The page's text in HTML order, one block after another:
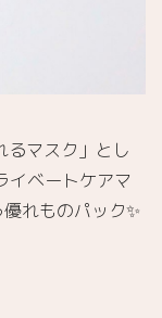
るマスク」とし
イベートケアマ
れものパック✨